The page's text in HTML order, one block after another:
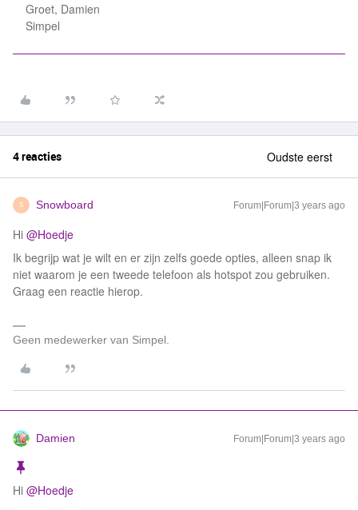
Groet, Damien
Simpel
4 reacties Oudste eerst
S Snowboard Forum|Forum|3 years ago
Hi @Hoedje
Ik begrijp wat je wilt en er zijn zelfs goede opties, alleen snap ik
niet waarom je een tweede telefoon als hotspot zou gebruiken.
Graag een reactie hierop.
Geen medewerker van Simpel.
Damien Forum|Forum|3 years ago
Hi @Hoedje